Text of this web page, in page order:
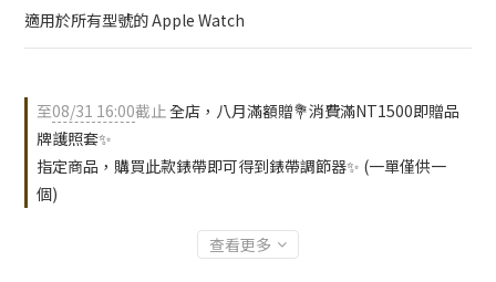
適用於所有型號的 Apple Watch
至08/31 16:00截止全店，八月滿額贈💐消費滿NT1500即贈品
牌護照套✨
指定商品，購買此款錶帶即可得到錶帶調節器✨ (一單僅供一
個)
查看更多